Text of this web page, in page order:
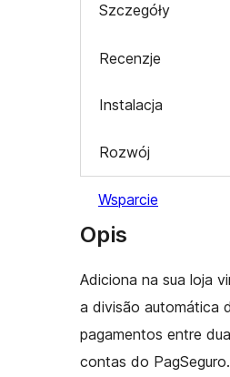
Szczegóły
Recenzje
Instalacja
Rozwój
Wsparcie
Opis
Adiciona na sua loja
a divisão automática
pagamentos entre
contas do PagSeguro.